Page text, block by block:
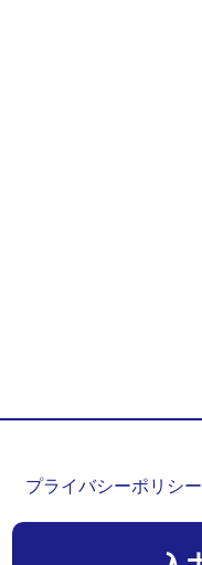
プライバシーポリシー